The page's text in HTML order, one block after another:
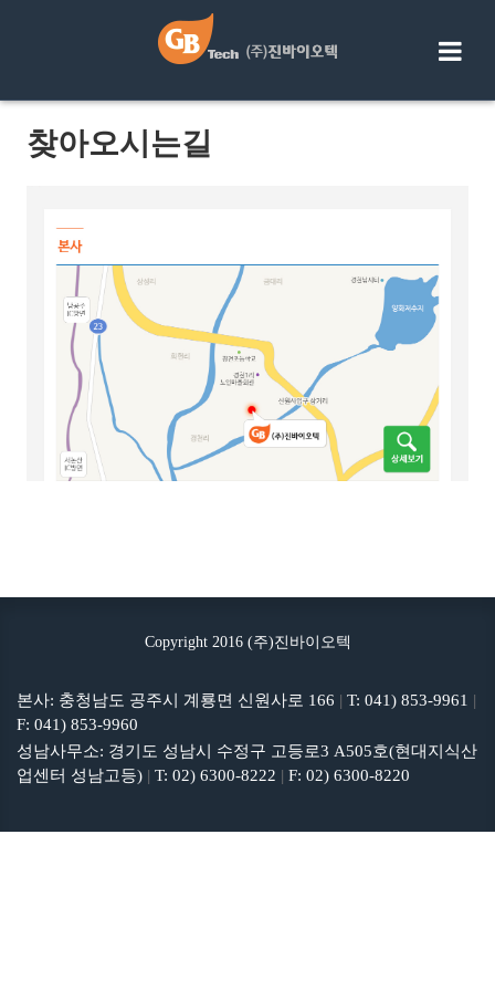
찾아오시는길
Copyright 2016 (주)진바이오텍
본사: 충청남도 공주시 계룡면 신원사로 166 | T: 041) 853-9961 |
F: 041) 853-9960
성남사무소: 경기도 성남시 수정구 고등로3 A505호(현대지식산
업센터 성남고등) | T: 02) 6300-8222 | F: 02) 6300-8220